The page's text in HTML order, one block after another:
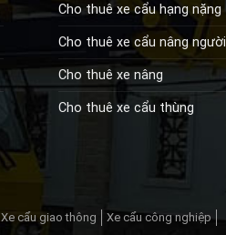
Cho thuê xe cẩu hạng nặng
Cho thuê xe cẩu nâng người
Cho thuê xe nâng
Cho thuê xe cẩu thùng
Xe cẩu giao thông
Xe cẩu công nghiệp